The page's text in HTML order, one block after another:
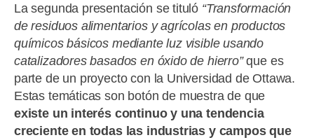
La segunda presentación se tituló “Transformación
de residuos alimentarios y agrícolas en productos
químicos básicos mediante luz visible usando
catalizadores basados en óxido de hierro”que es
parte de un proyecto con la Universidad de Ottawa.
Estas temáticas son botón de muestra de que
existe un interés continuo y una tendencia
creciente en todas las industrias y campos que